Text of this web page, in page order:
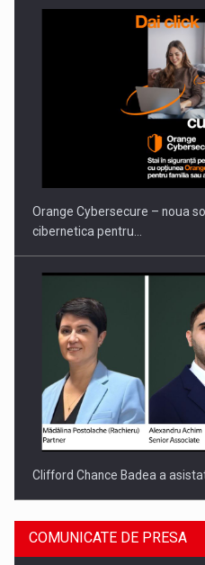
PUTTING ROMANIAN
INTERNATIONAL BUSINESS
Orange Cybersecure – noua
cibernetica pentru…
Clifford Chance Badea a
COMUNICATE DE PRESA